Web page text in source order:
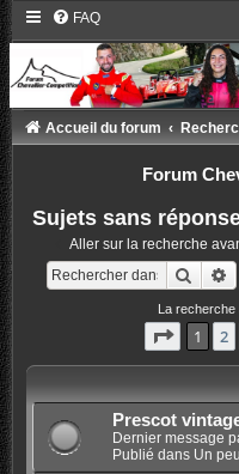
FAQ
Accueil du forum
Forum
Sujets sans
Aller sur la recherche
La recherche
Page 1
1 2
Prescot
Dernier message
Publié dans Un